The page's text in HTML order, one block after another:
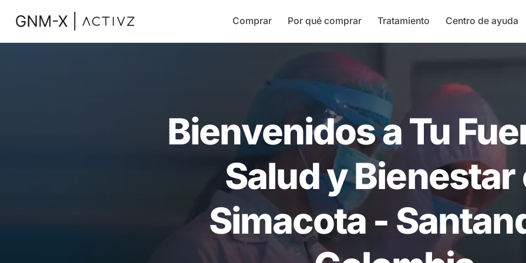
Comprar Por qué comprar Tratamiento Centro de ayuda
Bienvenidos a Tu
Salud y Bienestar
Simacota -